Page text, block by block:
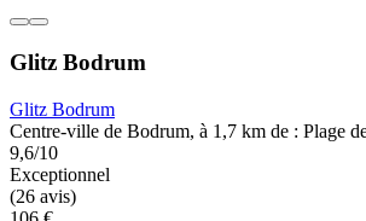
Glitz Bodrum
Glitz Bodrum
Centre-ville de Bodrum, à 1,7 km de : Plage
9,6/10
Exceptionnel
(26 avis)